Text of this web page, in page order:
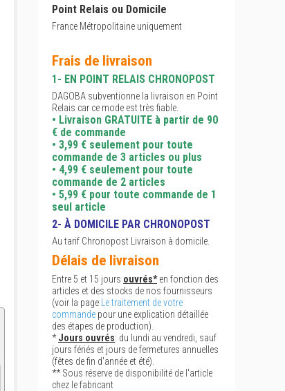
Point Relais ou Domicile
France Métropolitaine uniquement
Frais de livraison
1- EN POINT RELAIS CHRONOPOST
DAGOBA subventionne la livraison en Point
Relais car ce mode est très fiable.
• Livraison GRATUITE à partir de 90
€ de commande
• 3,99 € seulement pour toute
commande de 3 articles ou plus
• 4,99 € seulement pour toute
commande de 2 articles
• 5,99 € pour toute commande de 1
seul article
2- À DOMICILE PAR CHRONOPOST
Au tarif Chronopost Livraison à domicile.
Délais de livraison
Entre 5 et 15 jours ouvrés*en fonction des
articles et des stocks de nos fournisseurs
(voir la page
Le traitement de votre
commande pour une explication détaillée
des étapes de production).
*Jours ouvrés: du lundi au vendredi, sauf
jours fériés et jours de fermetures annuelles
(fêtes de fin d'année et été).
** Sous réserve de disponibilité de l'article
chez le fabricant